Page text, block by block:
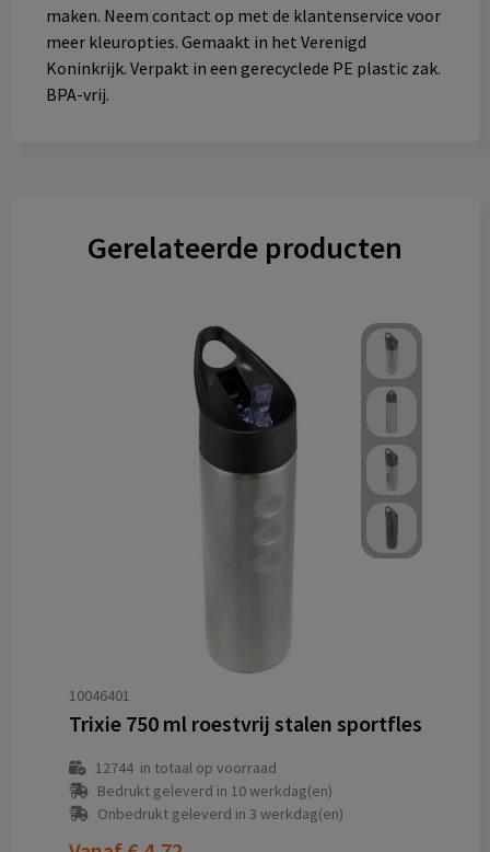
maken. Neem contact op met de klantenservice voor
meer kleuropties. Gemaakt in het Verenigd
Koninkrijk. Verpakt in een gerecyclede PE plastic zak.
BPA-vrij.
Gerelateerde producten
10046401
Trixie 750 ml roestvrij stalen sportfles
12744in totaal op voorraad
Bedrukt geleverd in 10 werkdag(en)
Onbedrukt geleverd in 3 werkdag(en)